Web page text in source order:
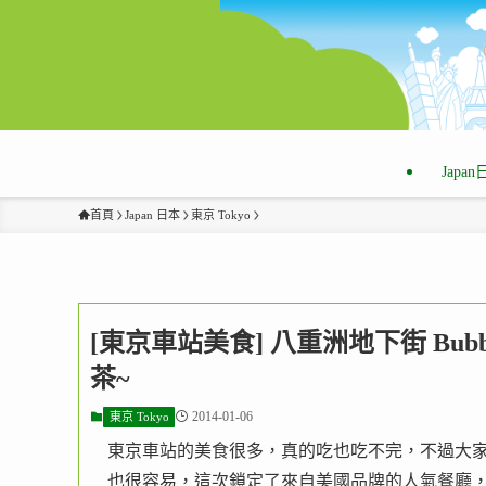
Japan
首頁 Japan 日本 東京 Tokyo
[東京車站美食] 八重洲地下街
茶~
東京 Tokyo 2014-01-06
東京車站的美食很多，真的吃也吃不完，不過大
也很容易，這次鎖定了來自美國品牌的人氣餐廳